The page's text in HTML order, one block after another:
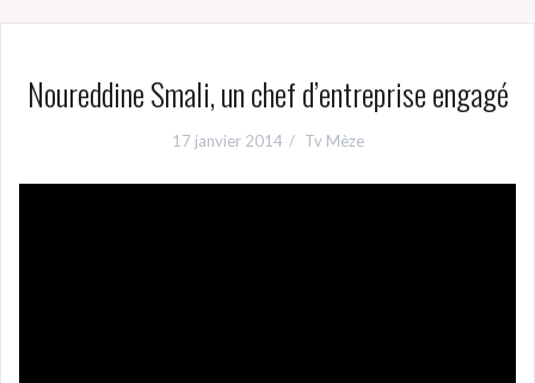
Noureddine Smali, un chef d’entreprise engagé
17 janvier 2014 Tv Mèze